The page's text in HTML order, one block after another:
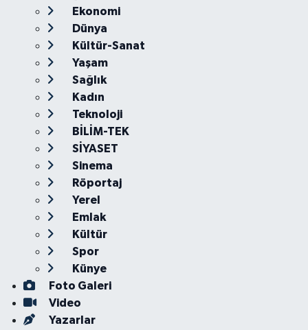
Ekonomi
Dünya
Kültür-Sanat
Yaşam
Sağlık
Kadın
Teknoloji
BİLİM-TEK
SİYASET
Sinema
Röportaj
Yerel
Emlak
Kültür
Spor
Künye
Foto Galeri
Video
Yazarlar